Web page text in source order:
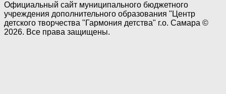
Официальный сайт муниципального бюджетного
учреждения дополнительного образования "Центр
детского творчества "Гармония детства" г.о. Самара ©
2026. Все права защищены.